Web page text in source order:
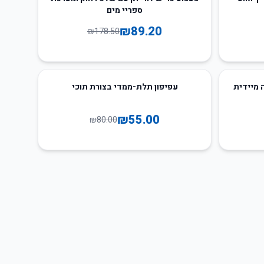
ספריי מים
₪89.20
₪178.50
מיידית עפיפון תלת-ממדי בצורת תוכי
₪55.00
₪80.00